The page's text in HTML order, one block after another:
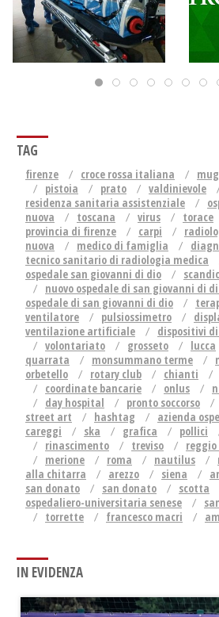
TAG
firenze croce rossa italiana
pistoia
prato valdinievole
residenza sanitaria assistenziale
nuova
toscana virus torace
provincia di firenze
carpi
nuova
medico di famiglia
tecnico sanitario di radiologia medica
ospedale san giovanni di dio
nuovo ospedale di san giovanni di
ospedale di san giovanni di dio
ventilatore
pulsiossimetro
ventilazione artificiale
dispositivi
volontariato
grosseto lucca
quarrata
monsummano terme
orbetello
rotary club chianti
coordinate bancarie
onlus
day hospital
pronto soccorso
street art
hashtag
azienda
careggi
ska grafica pollici
rinascimento
treviso
merione
roma nautilus
alla chitarra
arezzo siena
san donato
san donato scotta
ospedaliero-universitaria senese
torrette
francesco macri
IN EVIDENZA